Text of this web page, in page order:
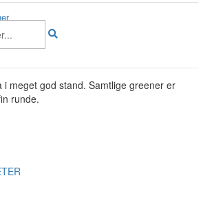
i meget god stand. Samtlige greener er
runde.